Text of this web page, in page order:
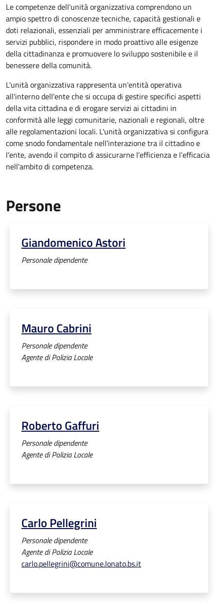
Le competenze dell'unità organizzativa comprendono un
ampio spettro di conoscenze tecniche, capacità gestionali e
doti relazionali, essenziali per amministrare efficacemente i
servizi pubblici, rispondere in modo proattivo alle esigenze
della cittadinanza e promuovere lo sviluppo sostenibile e il
benessere della comunità.
L'unità organizzativa rappresenta un'entità operativa
all'interno dell'ente che si occupa di gestire specifici aspetti
della vita cittadina e di erogare servizi ai cittadini in
conformità alle leggi comunitarie, nazionali e regionali, oltre
alle regolamentazioni locali. L'unità organizzativa si configura
come snodo fondamentale nell'interazione tra il cittadino e
l'ente, avendo il compito di assicurarne l'efficienza e l'efficacia
nell'ambito di competenza.
Persone
Giandomenico Astori
Personale dipendente
Mauro Cabrini
Personale dipendente
Agente di Polizia Locale
Roberto Gaffuri
Personale dipendente
Agente di Polizia Locale
Carlo Pellegrini
Personale dipendente
Agente di Polizia Locale
carlo.pellegrini@comune.lonato.bs.it